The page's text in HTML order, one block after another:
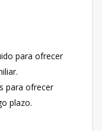
para ofrecer
para ofrecer
plazo.